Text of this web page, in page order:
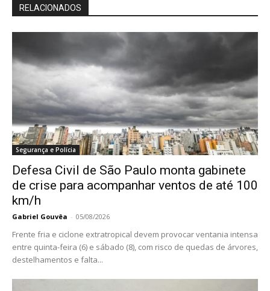
RELACIONADOS
Segurança e Polícia
Defesa Civil de São Paulo monta gabinete
de crise para acompanhar ventos de até 100
km/h
Gabriel Gouvêa - 05/08/2026
Frente fria e ciclone extratropical devem provocar ventania intensa
entre quinta-feira (6) e sábado (8), com risco de quedas de árvores,
destelhamentos e falta...